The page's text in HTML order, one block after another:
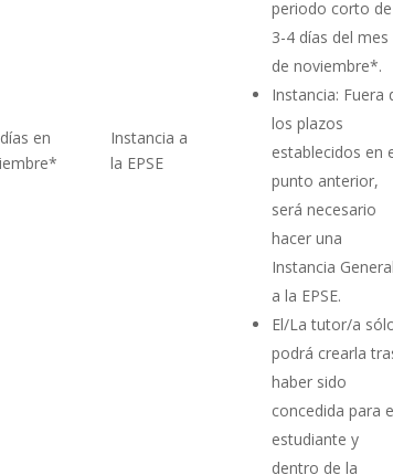
en
Instancia a
la EPSE
periodo corto de
3-4 días del mes
de noviembre*.
Instancia: Fuera
los plazos
establecidos en
punto anterior,
será necesario
hacer una
Instancia
a la EPSE.
El/La tutor/a
podrá crearla
haber sido
concedida para
estudiante y
dentro de la